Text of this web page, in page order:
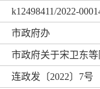
k12498411/2022-
市政府办
市政府关于宋卫东
连政发〔2022〕7号